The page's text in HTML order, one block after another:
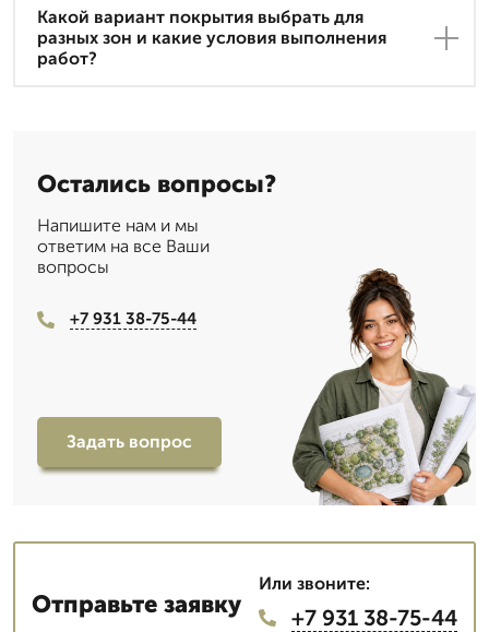
Какой вариант покрытия выбрать для
разных зон и какие условия выполнения
работ?
Остались вопросы?
Напишите нам и мы
ответим на все Ваши
вопросы
+7 931 38-75-44
Задать вопрос
Отправьте заявку
Или звоните:
+7 931 38-75-44